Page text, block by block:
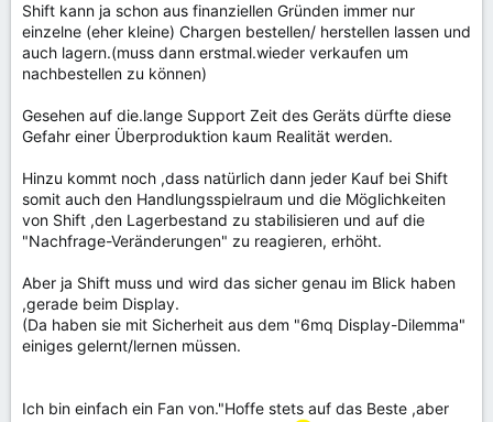
Shift kann ja schon aus finanziellen Gründen immer nur
einzelne (eher kleine) Chargen bestellen/ herstellen lassen und
auch lagern.(muss dann erstmal.wieder verkaufen um
nachbestellen zu können)
Gesehen auf die.lange Support Zeit des Geräts dürfte diese
Gefahr einer Überproduktion kaum Realität werden.
Hinzu kommt noch ,dass natürlich dann jeder Kauf bei Shift
somit auch den Handlungsspielraum und die Möglichkeiten
von Shift ,den Lagerbestand zu stabilisieren und auf die
"Nachfrage-Veränderungen" zu reagieren, erhöht.
Aber ja Shift muss und wird das sicher genau im Blick haben
,gerade beim Display.
(Da haben sie mit Sicherheit aus dem "6mq Display-Dilemma"
einiges gelernt/lernen müssen.
Ich bin einfach ein Fan von."Hoffe stets auf das Beste ,aber